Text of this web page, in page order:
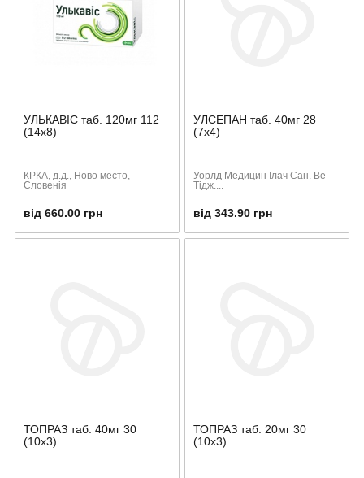
УЛЬКАВІС таб. 120мг 112
(14х8)
КРКА, д.д., Ново место,
Словенія
від 660.00 грн
УЛСЕПАН таб. 40мг 28
(7х4)
Уорлд Медицин Ілач Сан. Ве
Тідж....
від 343.90 грн
ТОПРАЗ таб. 40мг 30
(10х3)
ТОПРАЗ таб. 20мг 30
(10х3)